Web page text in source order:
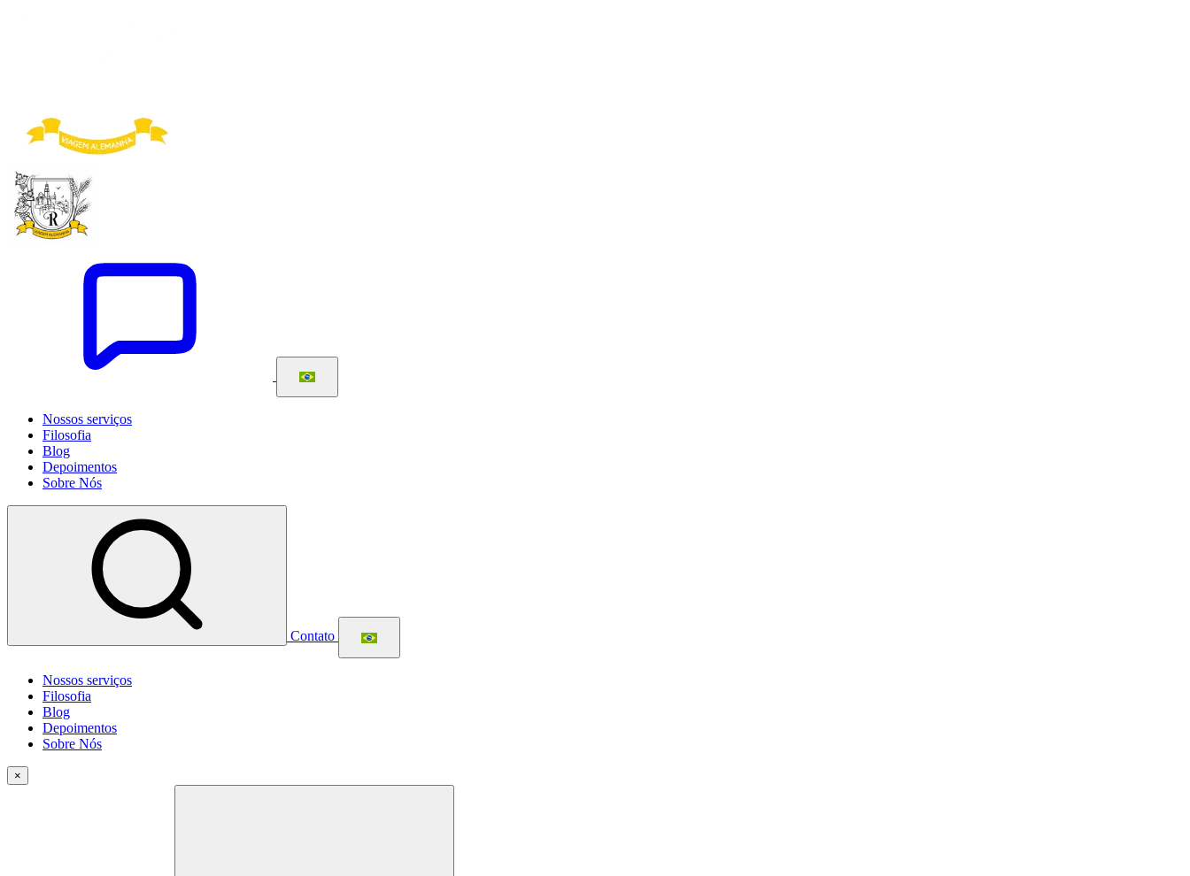
Nossos serviços
Filosofia
Blog
Depoimentos
Sobre Nós
Contato
Nossos serviços
Filosofia
Blog
Depoimentos
Sobre Nós
×